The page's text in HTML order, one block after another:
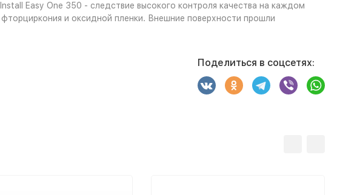
Easy One 350 - следствие высокого контроля качества на каждом
и оксидной пленки. Внешние поверхности прошли
Поделиться в соцсетях: